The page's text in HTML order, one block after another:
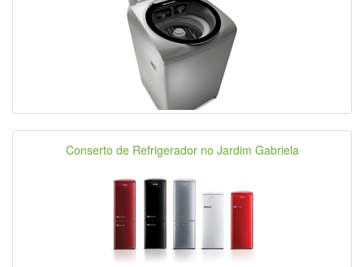
Conserto de Refrigerador no Jardim Gabriela